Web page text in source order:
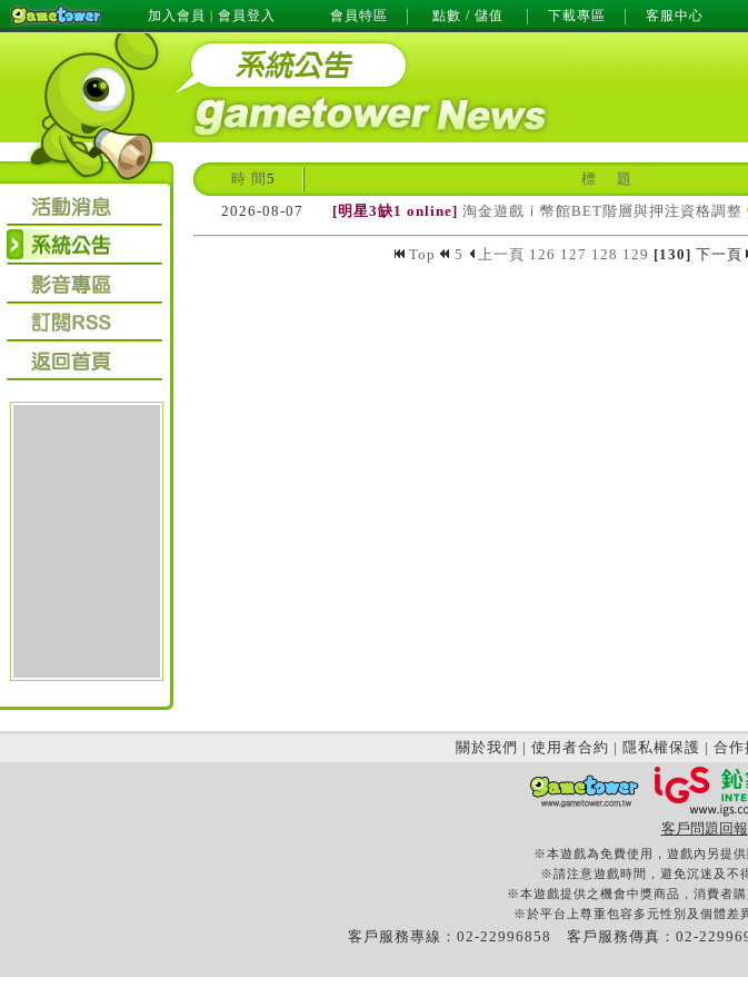
加入會員 | 會員登入 會員特區 點數 / 儲值 下載專區 客服中心
時 間 5
標 題
2026-08-07
[明星3缺1 online] 淘金遊戲ｉ幣館BET階層與押注資格調整
Top 5 上一頁 126 127 128 129 [130] 下一頁
關於我們 | 使用者合約 | 隱私權保護 | 合作
客戶問題回報
※本遊戲為免費使用，遊戲內另提供
※請注意遊戲時間，避免沉迷及不
※本遊戲提供之機會中獎商品，消費者
※於平台上尊重包容多元性別及個體差
客戶服務專線：02-22996858 客戶服務傳真：02-